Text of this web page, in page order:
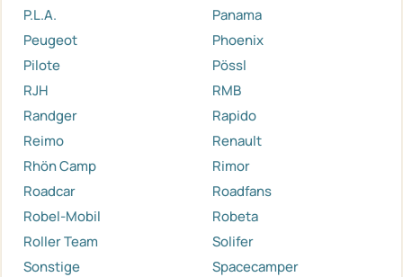
P.L.A.
Panama
Peugeot
Phoenix
Pilote
Pössl
RJH
RMB
Randger
Rapido
Reimo
Renault
Rhön Camp
Rimor
Roadcar
Roadfans
Robel-Mobil
Robeta
Roller Team
Solifer
Sonstige
Spacecamper